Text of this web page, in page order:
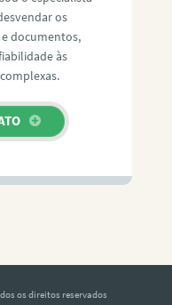
os
documentos,
às
os direitos reservados